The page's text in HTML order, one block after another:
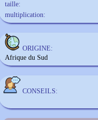
taille:
multiplication:
ORIGINE:
Afrique du Sud
CONSEILS: